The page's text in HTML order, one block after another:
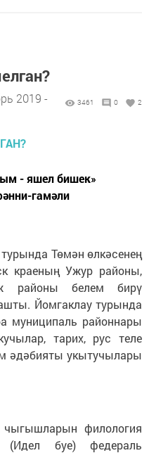
2019 -
3461 0 2
- яшел бишек»
гамәли
Төмән өлкәсенең
краеның Ужур районы,
районы белем бирү
Йомгаклау турында
муниципаль районнары
тарих, рус теле
әдәбияты укытучылары
филология
(Идел буе) федераль